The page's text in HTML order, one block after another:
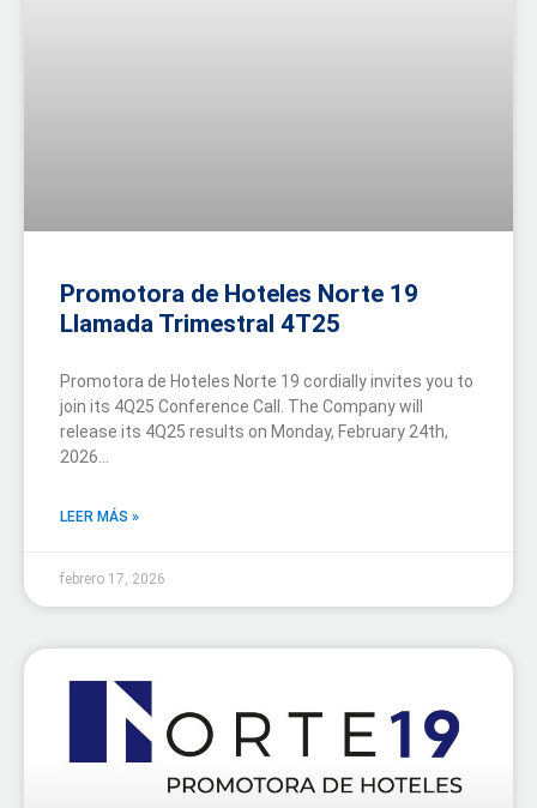
Promotora de Hoteles Norte 19
Llamada Trimestral 4T25
Promotora de Hoteles Norte 19 cordially invites you to
join its 4Q25 Conference Call. The Company will
release its 4Q25 results on Monday, February 24th,
2026…
LEER MÁS »
febrero 17, 2026